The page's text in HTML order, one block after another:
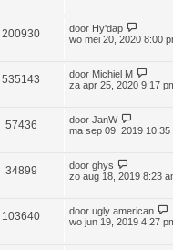
200930 door Hy'dap
wo mei 20, 2020 8:00
535143 door Michiel M
za apr 25, 2020 9:17
57436 door JanW
ma sep 09, 2019 10:35
34899 door ghys
zo aug 18, 2019 8:23
103640 door ugly american
wo jun 19, 2019 4:27